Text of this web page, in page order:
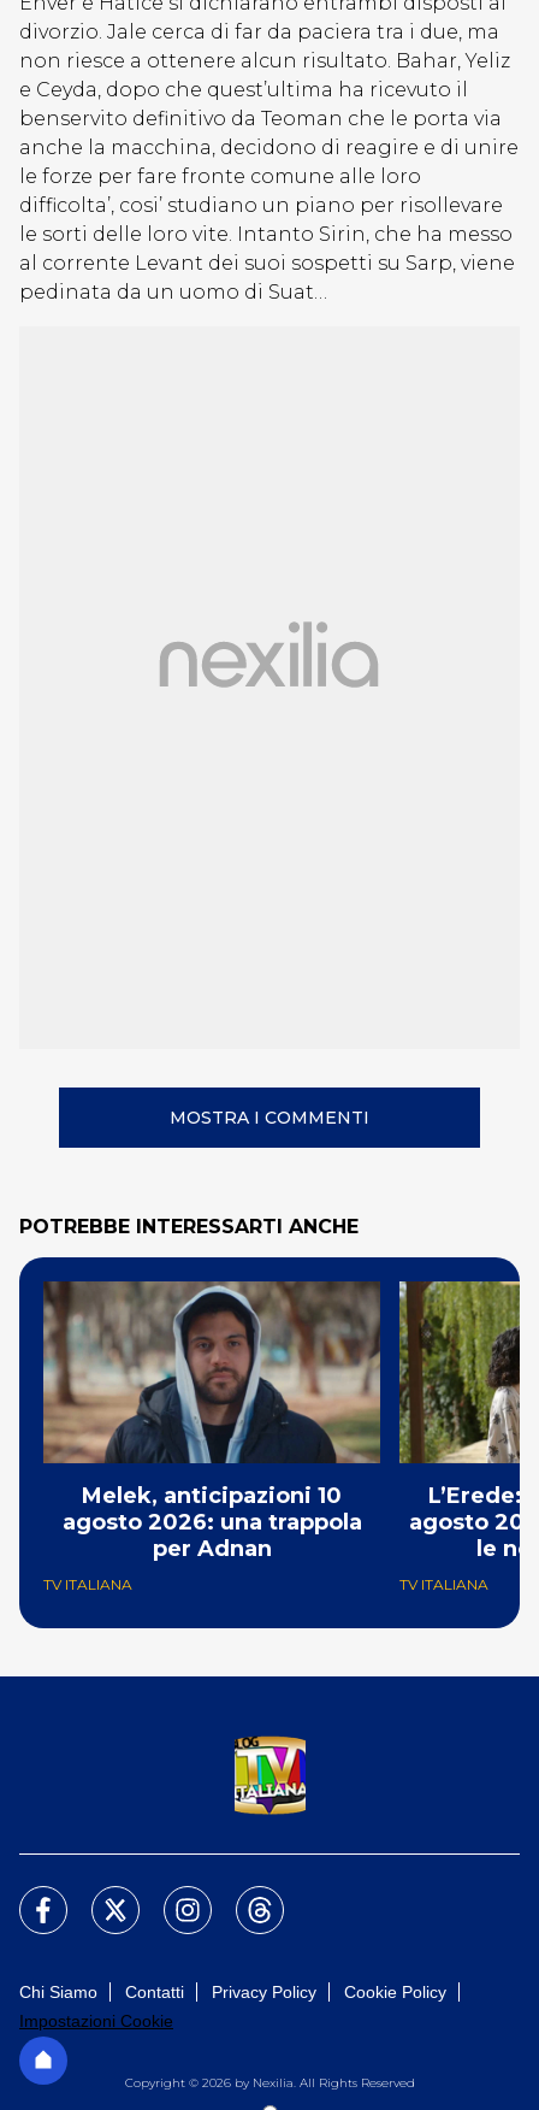
divorzio. Jale cerca di far da paciera tra i due, ma
non riesce a ottenere alcun risultato. Bahar, Yeliz
e Ceyda, dopo che quest’ultima ha ricevuto il
benservito definitivo da Teoman che le porta via
anche la macchina, decidono di reagire e di unire
le forze per fare fronte comune alle loro
difficolta’, cosi’ studiano un piano per risollevare
le sorti delle loro vite. Intanto Sirin, che ha messo
al corrente Levant dei suoi sospetti su Sarp, viene
pedinata da un uomo di Suat…
MOSTRA I COMMENTI
POTREBBE INTERESSARTI ANCHE
Melek, anticipazioni 10
agosto 2026: una trappola
per Adnan
TV ITALIANA
L’Erede:
agosto
le
TV ITALIANA
Chi Siamo Contatti Privacy Policy
Cookie Policy
Impostazioni Cookie
Copyright © 2026 by Nexilia. All Rights Reserved